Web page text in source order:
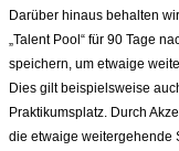
Darüber hinaus behalten
„Talent Pool“ für 90 Tage
speichern, um etwaige
Dies gilt beispielsweise
Praktikumsplatz. Durch
die etwaige weitergehende